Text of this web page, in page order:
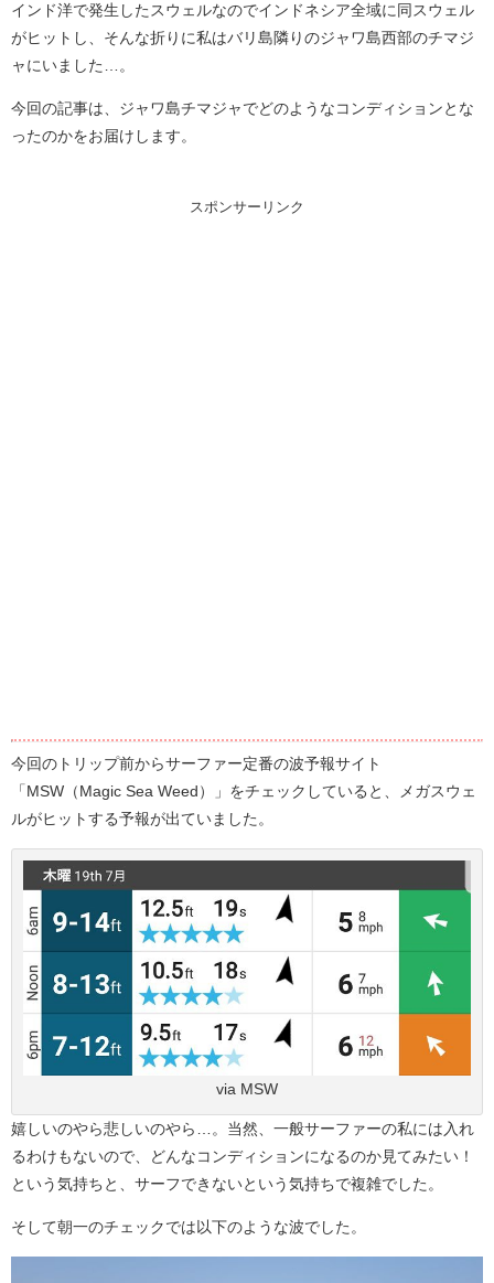
インド洋で発生したスウェルなのでインドネシア全域に同スウェル
がヒットし、そんな折りに私はバリ島隣りのジャワ島西部のチマジ
ャにいました…。
今回の記事は、ジャワ島チマジャでどのようなコンディションとな
ったのかをお届けします。
スポンサーリンク
今回のトリップ前からサーファー定番の波予報サイト
「MSW（Magic Sea Weed）」をチェックしていると、メガスウェ
ルがヒットする予報が出ていました。
via MSW
嬉しいのやら悲しいのやら…。当然、一般サーファーの私には入れ
るわけもないので、どんなコンディションになるのか見てみたい！
という気持ちと、サーフできないという気持ちで複雑でした。
そして朝一のチェックでは以下のような波でした。